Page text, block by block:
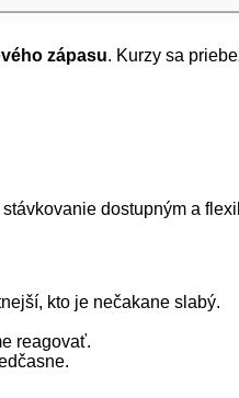
zápasu. Kurzy sa
dostupným a
kto je nečakane slabý.
reagovať.